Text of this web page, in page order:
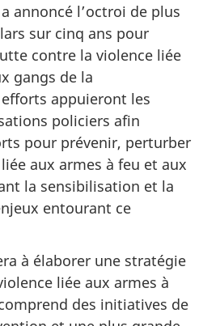
annoncé l’octroi de plus
sur cinq ans pour
contre la violence liée
gangs de la
efforts appuieront les
policiers afin
pour prévenir, perturber
aux armes à feu et aux
la sensibilisation et la
entourant ce
à élaborer une stratégie
liée aux armes à
des initiatives de